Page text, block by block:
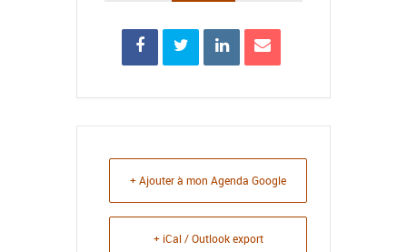
+ Ajouter à mon Agenda Google
+ iCal / Outlook export